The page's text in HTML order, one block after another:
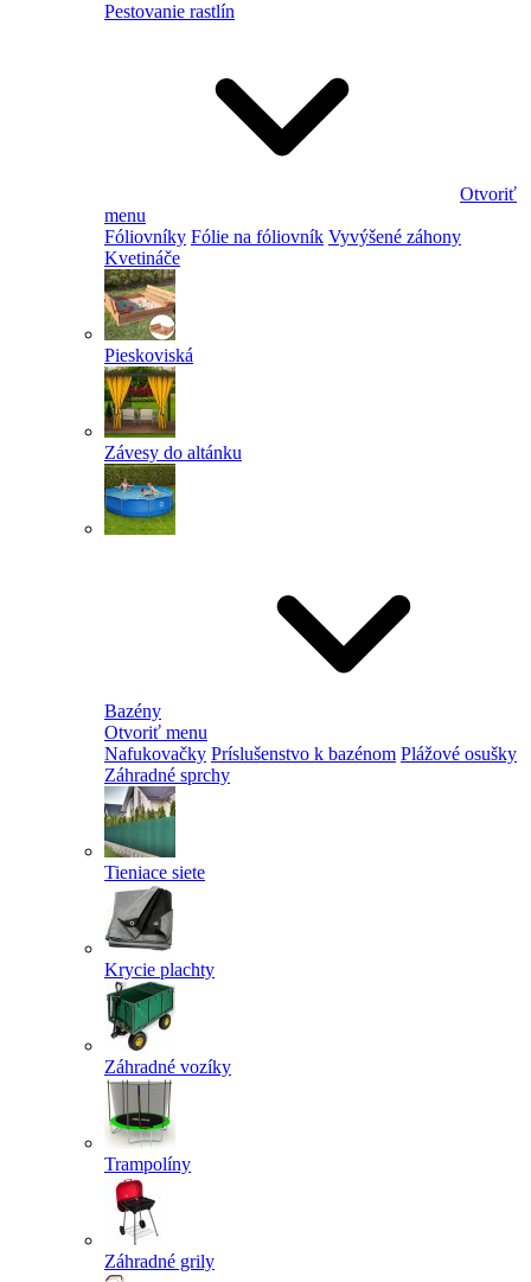
Pestovanie rastlín
Otvoriť
menu
Fóliovníky Fólie na fóliovník Vyvýšené záhony
Kvetináče
Pieskoviská
Závesy do altánku
Bazény
Otvoriť menu
Nafukovačky Príslušenstvo k bazénom Plážové osušky
Záhradné sprchy
Tieniace siete
Krycie plachty
Záhradné vozíky
Trampolíny
Záhradné grily